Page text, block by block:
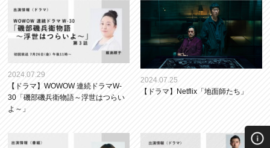
2024.07.29
【ドラマ】WOWOW 連続ドラマW-
30「磯部磯兵衛物語～浮世はつらい
よ～」
2024.07.25
【ドラマ】Netflix「地面師たち」